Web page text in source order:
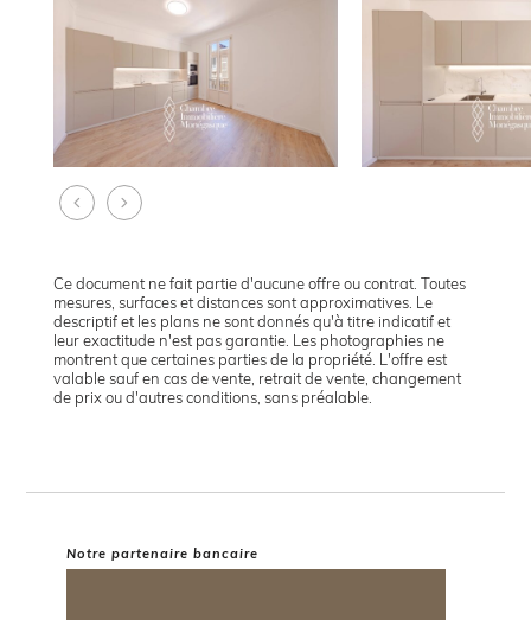
Ce document ne fait partie d'aucune offre ou contrat. Toutes
mesures, surfaces et distances sont approximatives. Le
descriptif et les plans ne sont donnés qu'à titre indicatif et
leur exactitude n'est pas garantie. Les photographies ne
montrent que certaines parties de la propriété. L'offre est
valable sauf en cas de vente, retrait de vente, changement
de prix ou d'autres conditions, sans préalable.
Notre partenaire bancaire